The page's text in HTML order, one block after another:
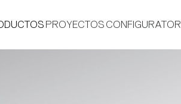
PROYECTOS CONFIGURATOR